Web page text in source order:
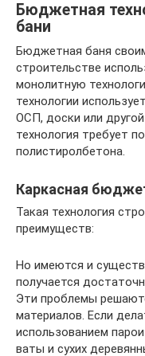
Бюджетная
бани
Бюджетная баня
строительстве
монолитную
технологии
ОСП, доски или
технология требует
полистиролбетона.
Каркасная
Такая технология
преимуществ:
Но имеются и
получается
Эти проблемы
материалов. Если
использованием
ваты и сухих